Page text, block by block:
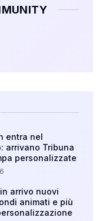
entra nel
arrivano Tribuna
personalizzate
arrivo nuovi
animati e più